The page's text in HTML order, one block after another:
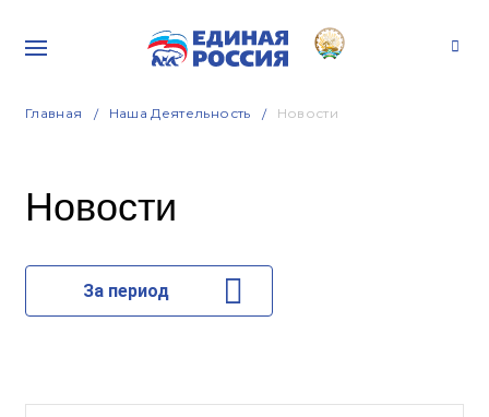
Главная Наша Деятельность Новости
Новости
За период